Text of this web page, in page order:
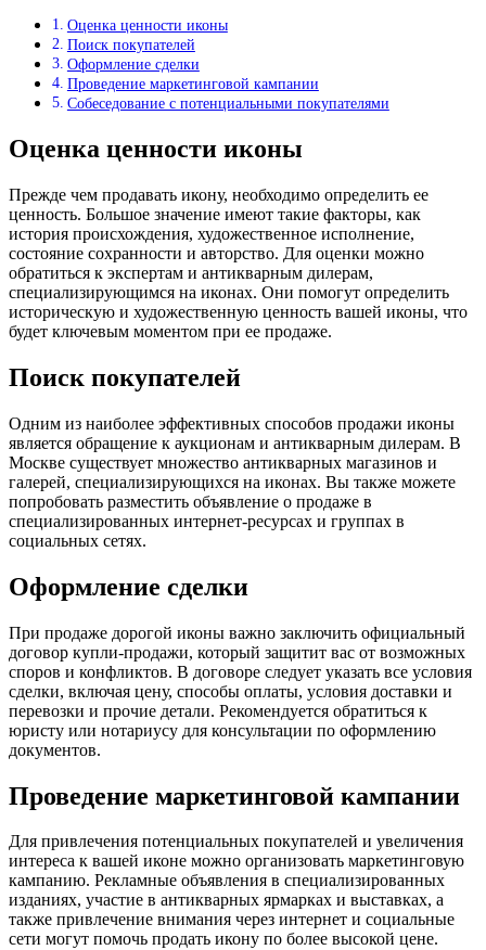
Оценка ценности иконы
Поиск покупателей
Оформление сделки
Проведение маркетинговой кампании
Собеседование с потенциальными покупателями
Оценка ценности иконы
Прежде чем продавать икону, необходимо определить ее
ценность. Большое значение имеют такие факторы, как
история происхождения, художественное исполнение,
состояние сохранности и авторство. Для оценки можно
обратиться к экспертам и антикварным дилерам,
специализирующимся на иконах. Они помогут определить
историческую и художественную ценность вашей иконы, что
будет ключевым моментом при ее продаже.
Поиск покупателей
Одним из наиболее эффективных способов продажи иконы
является обращение к аукционам и антикварным дилерам. В
Москве существует множество антикварных магазинов и
галерей, специализирующихся на иконах. Вы также можете
попробовать разместить объявление о продаже в
специализированных интернет-ресурсах и группах в
социальных сетях.
Оформление сделки
При продаже дорогой иконы важно заключить официальный
договор купли-продажи, который защитит вас от возможных
споров и конфликтов. В договоре следует указать все условия
сделки, включая цену, способы оплаты, условия доставки и
перевозки и прочие детали. Рекомендуется обратиться к
юристу или нотариусу для консультации по оформлению
документов.
Проведение маркетинговой кампании
Для привлечения потенциальных покупателей и увеличения
интереса к вашей иконе можно организовать маркетинговую
кампанию. Рекламные объявления в специализированных
изданиях, участие в антикварных ярмарках и выставках, а
также привлечение внимания через интернет и социальные
сети могут помочь продать икону по более высокой цене.